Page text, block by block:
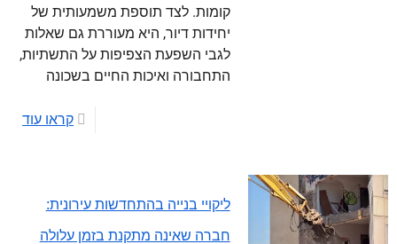
קומות. לצד תוספת משמעותית של
יחידות דיור, היא מעוררת גם שאלות
לגבי השפעת הצפיפות על התשתיות,
התחבורה ואיכות החיים בשכונה
קראו עוד
ליקויי בנייה בהתחדשות עירונית:
חברה שאינה מתקנת בזמן עלולה